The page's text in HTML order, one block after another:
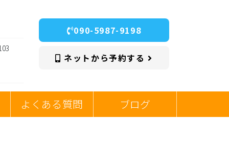
090-5987-9198
ネットから予約する
よくある質問 ブログ